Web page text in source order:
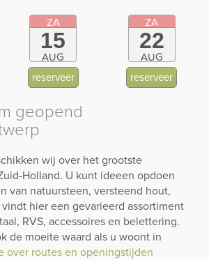
ZA
15
AUG
reserveer
ZA
22
AUG
reserveer
geopend
wij over het grootste
Holland. U kunt ideeen opdoen
van natuursteen, versteend hout,
hier een gevarieerd assortiment
RVS, accessoires en belettering.
de moeite waard als u woont in
over routes en openingstijden